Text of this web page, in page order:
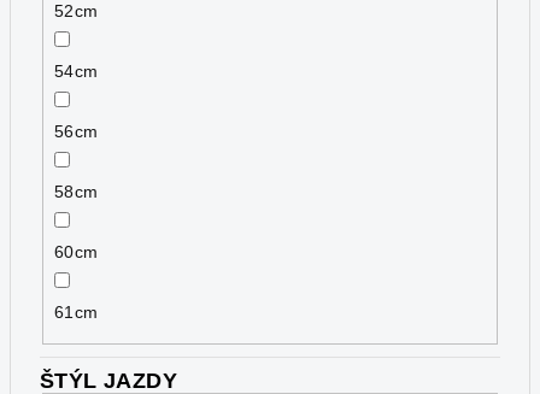
52cm
54cm
56cm
58cm
60cm
61cm
ŠTÝL JAZDY